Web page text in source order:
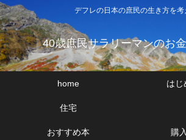
デフレの日本の庶民の生き方を考
40歳庶民サラリーマンの
home は
住宅
おすすめ本 購